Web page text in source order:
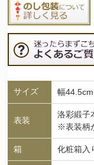
サイズ 幅
表装
洛彩緞子
※表装柄
箱 化粧箱入